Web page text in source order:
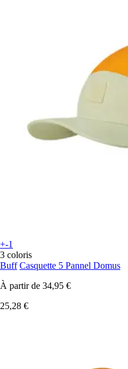
+-1
3 coloris
Buff Casquette 5 Pannel Domus
À partir de 34,95 €
25,28 €